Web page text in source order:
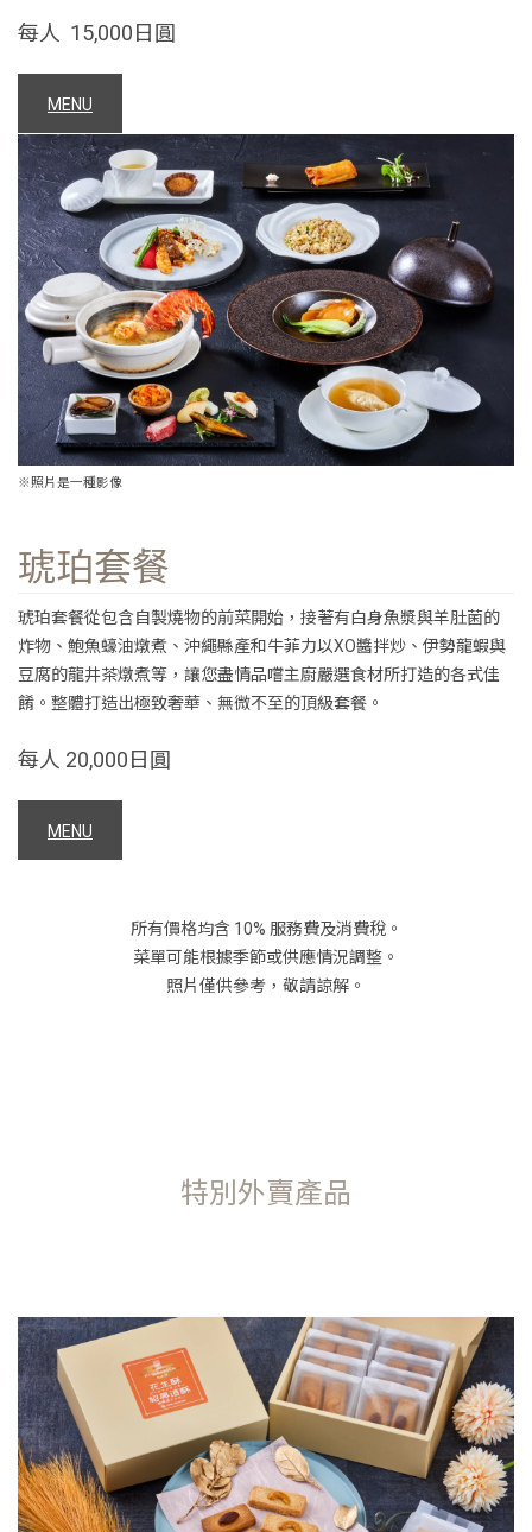
每人 15,000日圓
MENU
※照片是一種影像
琥珀套餐
琥珀套餐從包含自製燒物的前菜開始，接著有白身魚漿與羊肚菌的
炸物、鮑魚蠔油燉煮、沖繩縣產和牛菲力以XO醬拌炒、伊勢龍蝦與
豆腐的龍井茶燉煮等，讓您盡情品嚐主廚嚴選食材所打造的各式佳
餚。整體打造出極致奢華、無微不至的頂級套餐。
每人 20,000日圓
MENU
所有價格均含 10% 服務費及消費稅。
菜單可能根據季節或供應情況調整。
照片僅供參考，敬請諒解。
特別外賣產品